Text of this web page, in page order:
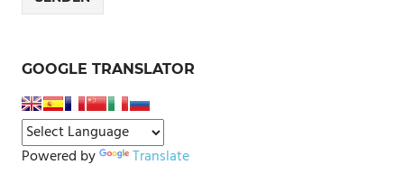
GOOGLE TRANSLATOR
Powered by Translate